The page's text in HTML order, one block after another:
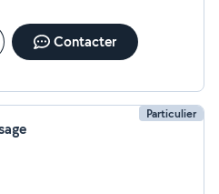
Contacter
Particulier